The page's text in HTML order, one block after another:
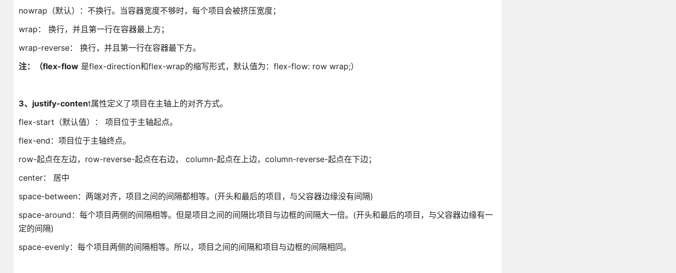
nowrap（默认）：不换行。当容器宽度不够时，每个项目会被挤压宽度；
wrap： 换行，并且第一行在容器最上方；
wrap-reverse： 换行，并且第一行在容器最下方。
注：（flex-flow是flex-direction和flex-wrap的缩写形式，默认值为：flex-flow: row wrap;）
3、justify-content属性定义了项目在主轴上的对齐方式。
flex-start（默认值）： 项目位于主轴起点。
flex-end：项目位于主轴终点。
row-起点在左边，row-reverse-起点在右边， column-起点在上边，column-reverse-起点在下边；
center： 居中
space-between：两端对齐，项目之间的间隔都相等。(开头和最后的项目，与父容器边缘没有间隔)
space-around：每个项目两侧的间隔相等。但是项目之间的间隔比项目与边框的间隔大一倍。(开头和最后的项目，与父容器边缘有一
定的间隔)
space-evenly：每个项目两侧的间隔相等。所以，项目之间的间隔和项目与边框的间隔相同。